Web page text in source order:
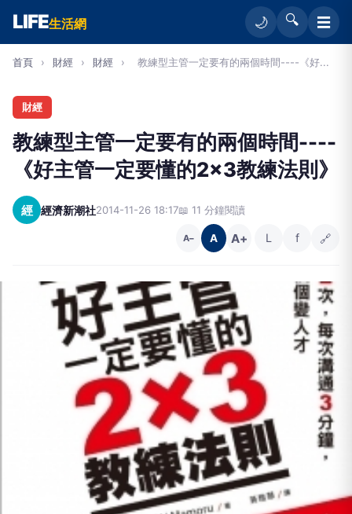
LIFE生活網 🌙 🔍 ☰
首頁 › 財經 › 財經 › 教練型主管一定要有的兩個時間----《好...
財經
教練型主管一定要有的兩個時間----
《好主管一定要懂的2×3教練法則》
經 經濟新潮社2014-11-26 18:17📖 11 分鐘閱讀
A− A A+ L f 🔗